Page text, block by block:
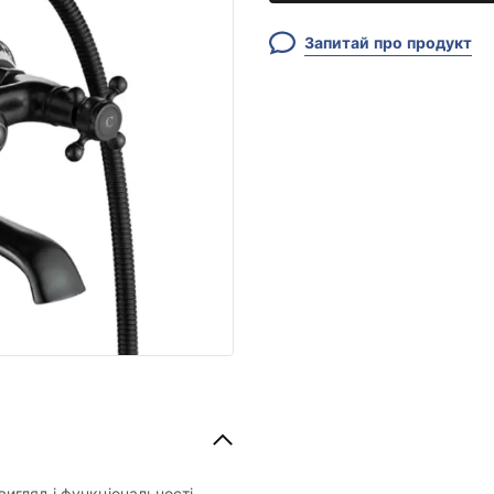
Запитай про продукт